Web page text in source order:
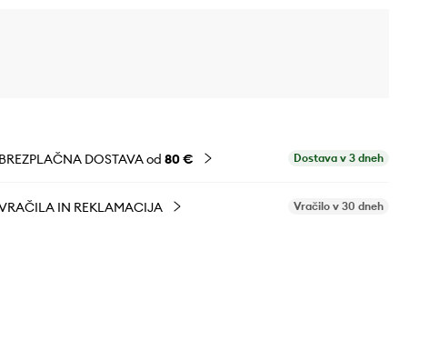
BREZPLAČNA DOSTAVA od 80 € Dostava v 3 dneh
IN REKLAMACIJA Vračilo v 30 dneh